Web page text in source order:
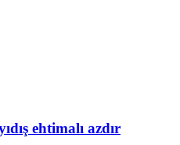
ehtimalı azdır